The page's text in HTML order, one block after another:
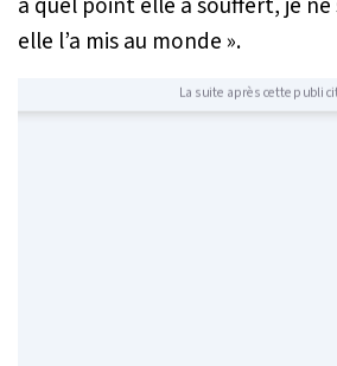
elle l’a mis au monde ».
La suite après cette